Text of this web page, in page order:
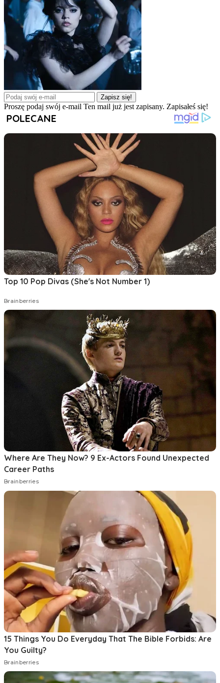
Zapisz się!
Proszę podaj swój e-mail Ten mail już jest zapisany. Zapisałeś się!